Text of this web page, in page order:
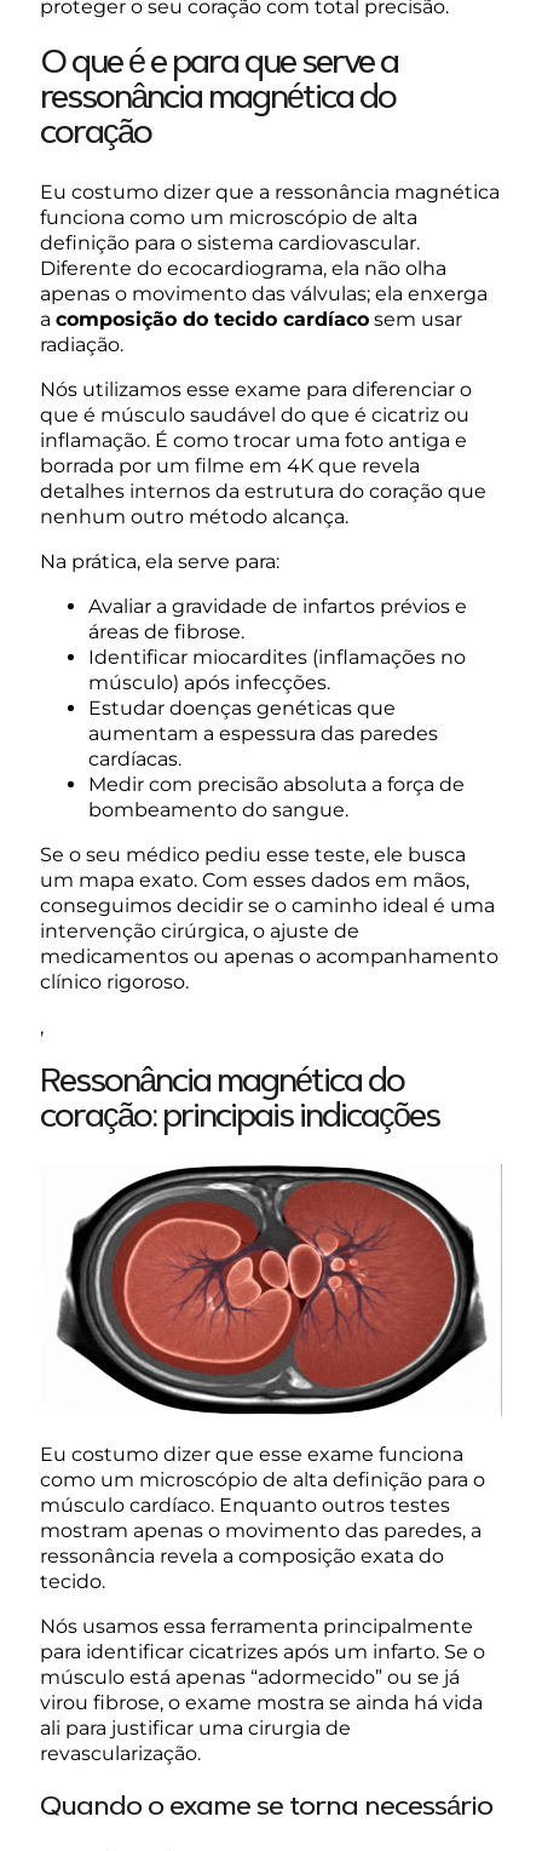
proteger o seu coração com total precisão.
O que é e para que serve a
ressonância magnética do
coração
Eu costumo dizer que a ressonância magnética
funciona como um microscópio de alta
definição para o sistema cardiovascular.
Diferente do ecocardiograma, ela não olha
apenas o movimento das válvulas; ela enxerga
a composição do tecido cardíaco sem usar
radiação.
Nós utilizamos esse exame para diferenciar o
que é músculo saudável do que é cicatriz ou
inflamação. É como trocar uma foto antiga e
borrada por um filme em 4K que revela
detalhes internos da estrutura do coração que
nenhum outro método alcança.
Na prática, ela serve para:
Avaliar a gravidade de infartos prévios e
áreas de fibrose.
Identificar miocardites (inflamações no
músculo) após infecções.
Estudar doenças genéticas que
aumentam a espessura das paredes
cardíacas.
Medir com precisão absoluta a força de
bombeamento do sangue.
Se o seu médico pediu esse teste, ele busca
um mapa exato. Com esses dados em mãos,
conseguimos decidir se o caminho ideal é uma
intervenção cirúrgica, o ajuste de
medicamentos ou apenas o acompanhamento
clínico rigoroso.
,
Ressonância magnética do
coração: principais indicações
Eu costumo dizer que esse exame funciona
como um microscópio de alta definição para o
músculo cardíaco. Enquanto outros testes
mostram apenas o movimento das paredes, a
ressonância revela a composição exata do
tecido.
Nós usamos essa ferramenta principalmente
para identificar cicatrizes após um infarto. Se o
músculo está apenas “adormecido” ou se já
virou fibrose, o exame mostra se ainda há vida
ali para justificar uma cirurgia de
revascularização.
Quando o exame se torna necessário